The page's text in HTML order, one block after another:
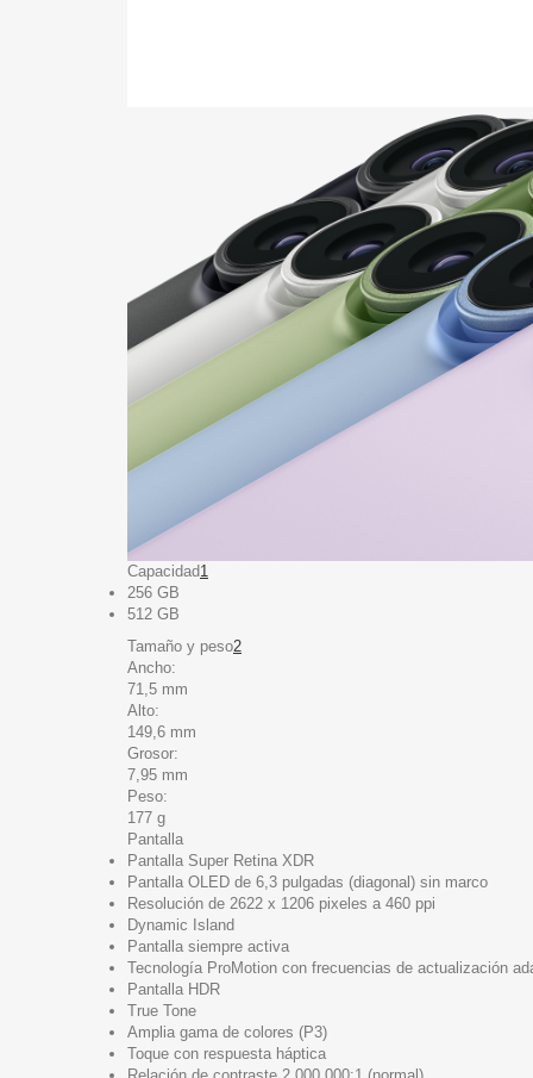
Capacidad1
256 GB
512 GB
Tamaño y peso2
Ancho:
71,5 mm
Alto:
149,6 mm
Grosor:
7,95 mm
Peso:
177 g
Pantalla
Pantalla Super Retina XDR
Pantalla OLED de 6,3 pulgadas (diagonal) sin marco
Resolución de 2622 x 1206 pixeles a 460 ppi
Dynamic Island
Pantalla siempre activa
Tecnología ProMotion con frecuencias de actualización
Pantalla HDR
True Tone
Amplia gama de colores (P3)
Toque con respuesta háptica